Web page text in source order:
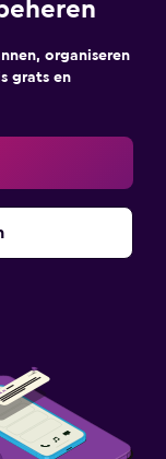
organiseren
grats en